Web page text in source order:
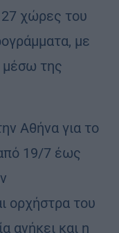
χώρες του
με
μέσω της
Αθήνα για το
19/7 έως
ορχήστρα του
ανήκει και η